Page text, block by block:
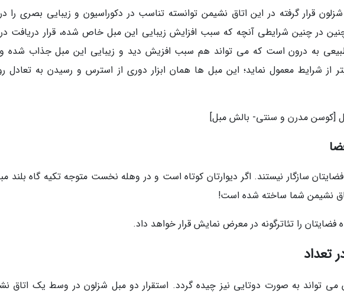
قرار گرفته در این اتاق نشیمن توانسته تناسب در دکوراسیون و زیبایی بصری را
در چنین شرایطی آنچه که سبب افزایش زیبایی این مبل خاص شده، قرار دریافت در
به درون است که می تواند هم سبب افزیش دید و زیبایی این مبل جذاب شده
از شرایط معمول نماید؛ این مبل ها همان ابزار دوری از استرس و رسیدن به تعادل
سازگار نیستند. اگر دیوارتان کوتاه است و در وهله نخست متوجه تکیه گاه بلند
نشیمن شما ساخته شده است!
فضایتان را تئاترگونه در معرض نمایش قرار خواهد داد.
تعداد
تواند به صورت دوتایی نیز چیده گردد. استقرار دو مبل شزلون در وسط یک اتاق